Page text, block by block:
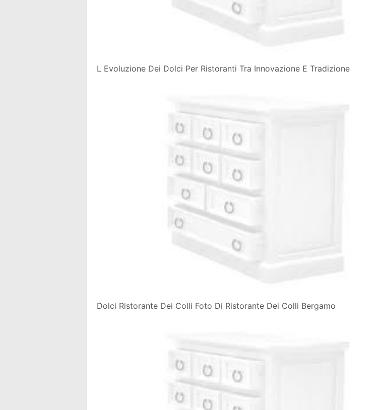
L Evoluzione Dei Dolci Per Ristoranti Tra Innovazione E Tradizione
Dolci Ristorante Dei Colli Foto Di Ristorante Dei Colli Bergamo